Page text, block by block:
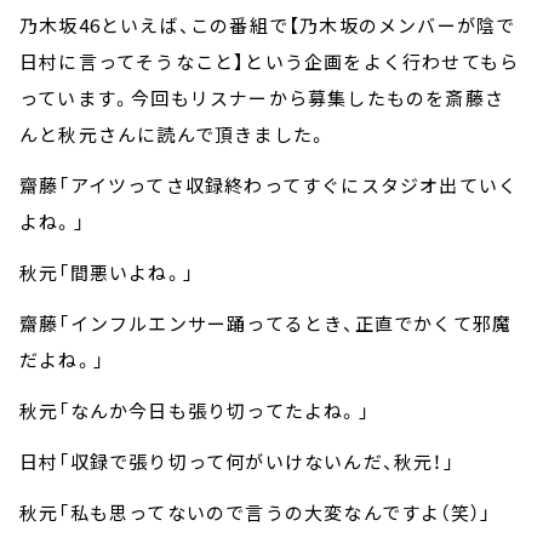
乃木坂46といえば、この番組で【乃木坂のメンバーが陰で
日村に言ってそうなこと】という企画をよく行わせてもら
っています。今回もリスナーから募集したものを斎藤さ
んと秋元さんに読んで頂きました。
齋藤「アイツってさ収録終わってすぐにスタジオ出ていく
よね。」
秋元「間悪いよね。」
齋藤「インフルエンサー踊ってるとき、正直でかくて邪魔
だよね。」
秋元「なんか今日も張り切ってたよね。」
日村「収録で張り切って何がいけないんだ、秋元！」
秋元「私も思ってないので言うの大変なんですよ（笑）」